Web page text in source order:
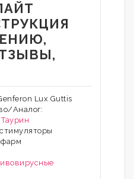
Lux Guttis
Аналог:
Таурин